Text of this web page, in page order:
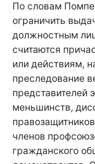
По словам
ограничить
должностным
считаются
или действиям,
преследование
представителей
меньшинств,
членов
гражданского